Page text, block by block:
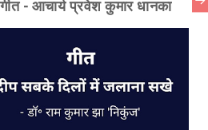
- आचार्य प्रवेश कुमार धानका